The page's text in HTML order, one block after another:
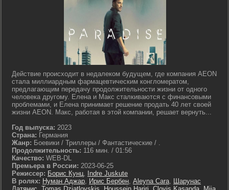
Действие происходит в недалеком будущем, где компания AEON
стала миллиардным фармацевтическим конгломератом,
предлагающим передачу продолжительности жизни от одного
человека другому. Елена и Макс сталкиваются с финансовыми
проблемами, и Елена принимает решение продать 40 лет своей
жизни AEON. Макс, работая в этой компании, решает вернуть...
Год выпуска: 2023
Страна: Германия
Жанр: Боевики / Триллеры / Фантастические / .
Продолжительность: 116 мин. / 01:56
Качество: WEB-DL
Премьера в России: 2023-06-25
Режиссер: Борис Кунц,
Indre Juskute
В ролях: Нуман Аджар, Ирис Бербен, Aleyna Cara, Шарунас